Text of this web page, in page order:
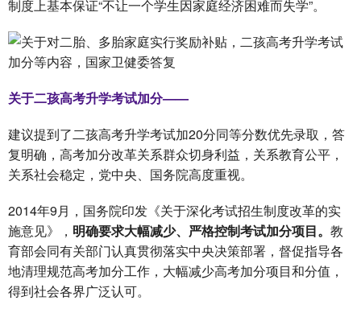
制度上基本保证“不让一个学生因家庭经济困难而失学”。
关于二孩高考升学考试加分——
建议提到了二孩高考升学考试加20分同等分数优先录取，答
复明确，高考加分改革关系群众切身利益，关系教育公平，
关系社会稳定，党中央、国务院高度重视。
2014年9月，国务院印发《关于深化考试招生制度改革的实
施意见》， 明确要求大幅减少、严格控制考试加分项目。 教
育部会同有关部门认真贯彻落实中央决策部署，督促指导各
地清理规范高考加分工作，大幅减少高考加分项目和分值，
得到社会各界广泛认可。